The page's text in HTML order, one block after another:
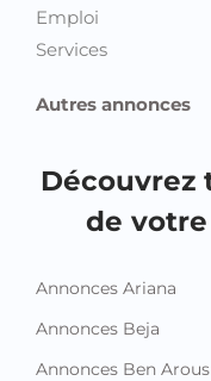
Emploi
Services
Autres annonces
Découvrez
de
Annonces Ariana
Annonces Beja
Annonces Ben Arous